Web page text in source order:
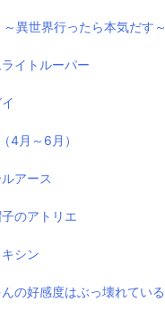
異世界行ったら本気だす～
イトルーパー
4月～6月）
アース
のアトリエ
シン
の好感度はぶっ壊れている